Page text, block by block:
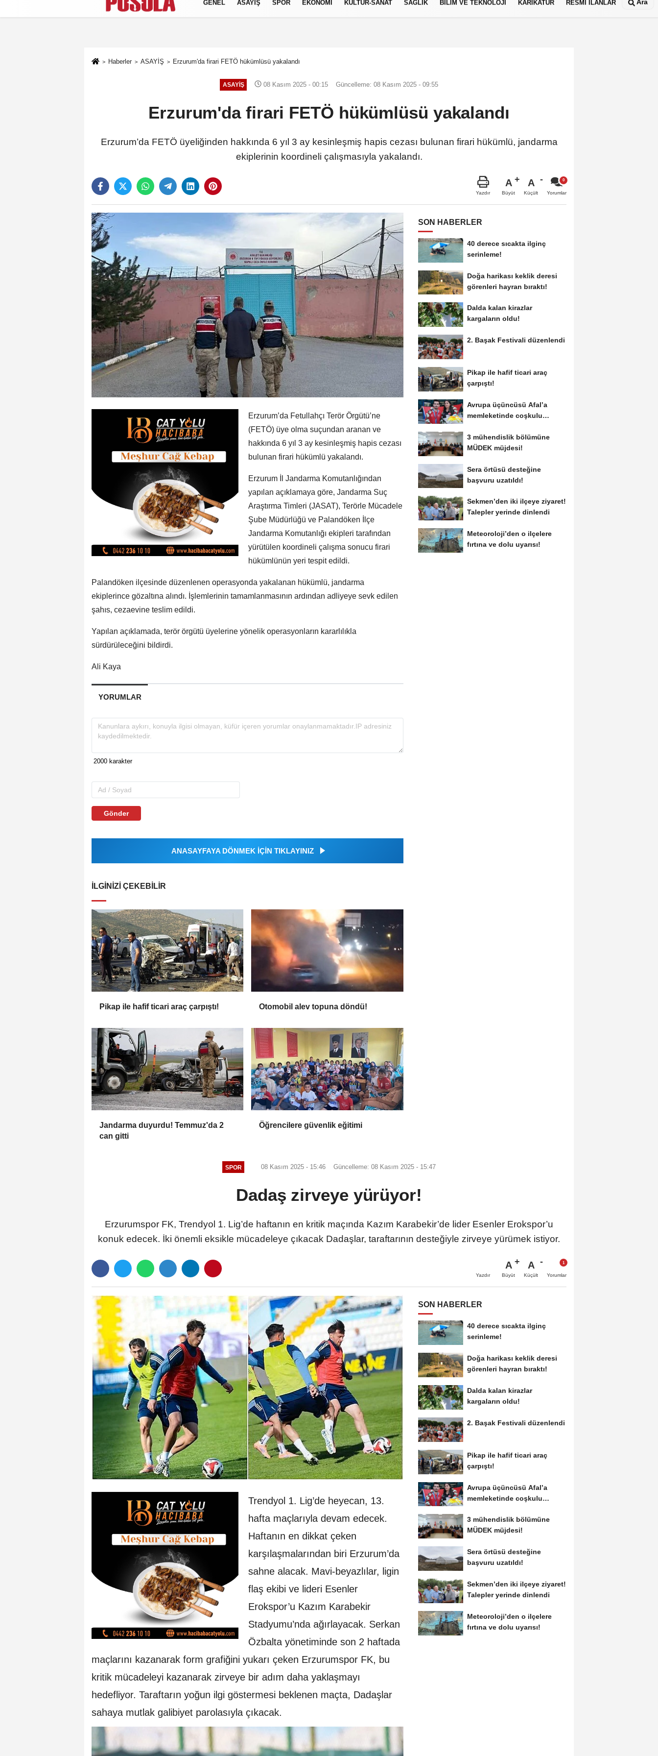
Künye İletişim Gizlilik Politikası
GENEL ASAYİŞ SPOR EKONOMİ KÜLTÜR-SANAT SAĞLIK BİLİM VE TEKNOLOJİ KARİKATÜR RESMİ İLANLAR Ara
Haberler ASAYİŞ Erzurum'da firari FETÖ hükümlüsü yakalandı
ASAYİŞ 08 Kasım 2025 - 00:15 Güncelleme: 08 Kasım 2025 - 09:55
Erzurum'da firari FETÖ hükümlüsü yakalandı
Erzurum’da FETÖ üyeliğinden hakkında 6 yıl 3 ay kesinleşmiş hapis cezası bulunan firari hükümlü, jandarma
ekiplerinin koordineli çalışmasıyla yakalandı.
Yazdır
A
Büyüt
A
Küçült Yorumlar
Erzurum’da Fetullahçı Terör Örgütü’ne
(FETÖ) üye olma suçundan aranan ve
hakkında 6 yıl 3 ay kesinleşmiş hapis cezası
bulunan firari hükümlü yakalandı.
Erzurum İl Jandarma Komutanlığından
yapılan açıklamaya göre, Jandarma Suç
Araştırma Timleri (JASAT), Terörle Mücadele
Şube Müdürlüğü ve Palandöken İlçe
Jandarma Komutanlığı ekipleri tarafından
yürütülen koordineli çalışma sonucu firari
hükümlünün yeri tespit edildi.
Palandöken ilçesinde düzenlenen operasyonda yakalanan hükümlü, jandarma
ekiplerince gözaltına alındı. İşlemlerinin tamamlanmasının ardından adliyeye sevk edilen
şahıs, cezaevine teslim edildi.
Yapılan açıklamada, terör örgütü üyelerine yönelik operasyonların kararlılıkla
sürdürüleceğini bildirdi.
Ali Kaya
YORUMLAR
Gönder
ANASAYFAYA DÖNMEK İÇİN TIKLAYINIZ
İLGINIZI ÇEKEBILIR
Pikap ile hafif ticari araç çarpıştı! Otomobil alev topuna döndü!
Jandarma duyurdu! Temmuz'da 2
can gitti
Öğrencilere güvenlik eğitimi
SON HABERLER
40 derece sıcakta ilginç
serinleme!
Doğa harikası keklik deresi
görenleri hayran bıraktı!
Dalda kalan kirazlar
kargaların oldu!
2. Başak Festivali düzenlendi
Pikap ile hafif ticari araç
çarpıştı!
Avrupa üçüncüsü Afal’a
memleketinde coşkulu
3 mühendislik bölümüne
MÜDEK müjdesi!
Sera örtüsü desteğine
başvuru uzatıldı!
Sekmen’den iki ilçeye ziyaret!
Talepler yerinde dinlendi
Meteoroloji’den o ilçelere
fırtına ve dolu uyarısı!
SPOR 08 Kasım 2025 - 15:46 Güncelleme: 08 Kasım 2025 - 15:47
Dadaş zirveye yürüyor!
Erzurumspor FK, Trendyol 1. Lig’de haftanın en kritik maçında Kazım Karabekir’de lider Esenler Erokspor’u
konuk edecek. İki önemli eksikle mücadeleye çıkacak Dadaşlar, taraftarının desteğiyle zirveye yürümek istiyor.
Yazdır
A
Büyüt
A
Küçült Yorumlar
Trendyol 1. Lig’de heyecan, 13.
hafta maçlarıyla devam edecek.
Haftanın en dikkat çeken
karşılaşmalarından biri Erzurum’da
sahne alacak. Mavi-beyazlılar, ligin
flaş ekibi ve lideri Esenler
Erokspor’u Kazım Karabekir
Stadyumu’nda ağırlayacak. Serkan
Özbalta yönetiminde son 2 haftada
maçlarını kazanarak form grafiğini yukarı çeken Erzurumspor FK, bu
kritik mücadeleyi kazanarak zirveye bir adım daha yaklaşmayı
hedefliyor. Taraftarın yoğun ilgi göstermesi beklenen maçta, Dadaşlar
sahaya mutlak galibiyet parolasıyla çıkacak.
SON HABERLER
40 derece sıcakta ilginç
serinleme!
Doğa harikası keklik deresi
görenleri hayran bıraktı!
Dalda kalan kirazlar
kargaların oldu!
2. Başak Festivali düzenlendi
Pikap ile hafif ticari araç
çarpıştı!
Avrupa üçüncüsü Afal’a
memleketinde coşkulu
3 mühendislik bölümüne
MÜDEK müjdesi!
Sera örtüsü desteğine
başvuru uzatıldı!
Sekmen’den iki ilçeye ziyaret!
Talepler yerinde dinlendi
Meteoroloji’den o ilçelere
fırtına ve dolu uyarısı!